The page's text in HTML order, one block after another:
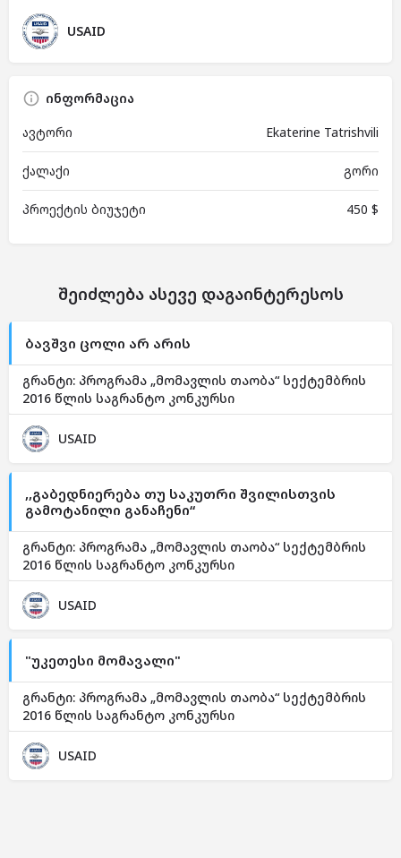
USAID
ინფორმაცია
ავტორი
Ekaterine Tatrishvili
ქალაქი გორი
პროექტის ბიუჯეტი 450 $
შეიძლება ასევე დაგაინტერესოს
ბავშვი ცოლი არ არის
გრანტი: პროგრამა „მომავლის თაობა“ სექტემბრის
2016 წლის საგრანტო კონკურსი
USAID
,,გაბედნიერება თუ საკუთრი შვილისთვის
გამოტანილი განაჩენი“
გრანტი: პროგრამა „მომავლის თაობა“ სექტემბრის
2016 წლის საგრანტო კონკურსი
USAID
"უკეთესი მომავალი"
გრანტი: პროგრამა „მომავლის თაობა“ სექტემბრის
2016 წლის საგრანტო კონკურსი
USAID